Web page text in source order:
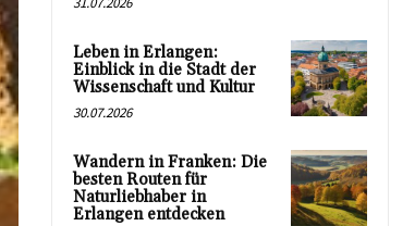
Leben in Erlangen:
Einblick in die Stadt der
Wissenschaft und Kultur
30.07.2026
Wandern in Franken: Die
besten Routen für
Naturliebhaber in
Erlangen entdecken